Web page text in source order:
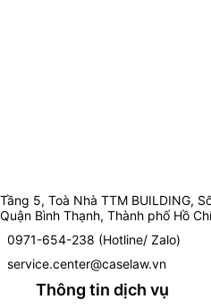
Tầng 5, Toà Nhà TTM BUILDING,
Quận Bình Thạnh, Thành phố Hồ
0971-654-238 (Hotline/ Zalo)
service.center@caselaw.vn
Thông tin dịch vụ